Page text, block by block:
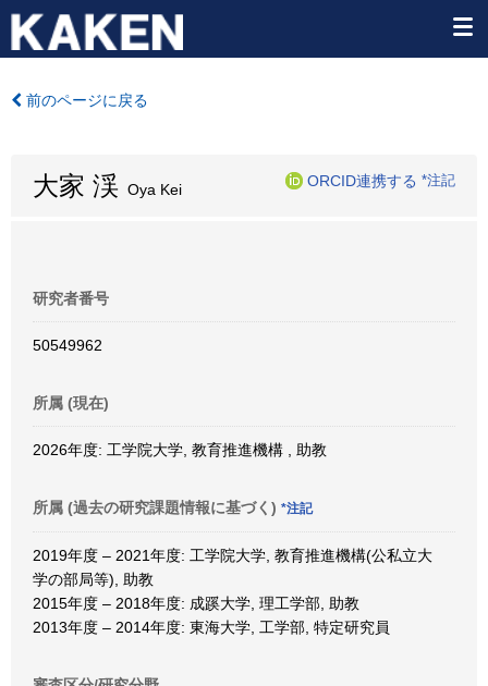
前のページに戻る
大家 渓 Oya Kei
ORCID連携する *注記
研究者番号
50549962
所属 (現在)
2026年度: 工学院大学, 教育推進機構 , 助教
所属 (過去の研究課題情報に基づく) *注記
2019年度 – 2021年度: 工学院大学, 教育推進機構(公私立大
学の部局等), 助教
2015年度 – 2018年度: 成蹊大学, 理工学部, 助教
2013年度 – 2014年度: 東海大学, 工学部, 特定研究員